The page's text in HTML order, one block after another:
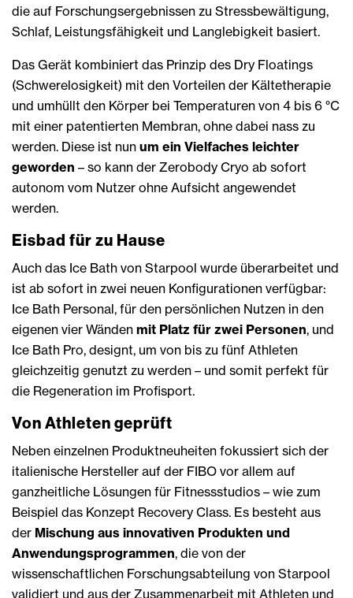
die auf Forschungsergebnissen zu Stressbewältigung,
Schlaf, Leistungsfähigkeit und Langlebigkeit basiert.
Das Gerät kombiniert das Prinzip des Dry Floatings
(Schwerelosigkeit) mit den Vorteilen der Kältetherapie
und umhüllt den Körper bei Temperaturen von 4 bis 6 °C
mit einer patentierten Membran, ohne dabei nass zu
werden. Diese ist nun um ein Vielfaches leichter
geworden – so kann der Zerobody Cryo ab sofort
autonom vom Nutzer ohne Aufsicht angewendet
werden.
Eisbad für zu Hause
Auch das Ice Bath von Starpool wurde überarbeitet und
ist ab sofort in zwei neuen Konfigurationen verfügbar:
Ice Bath Personal, für den persönlichen Nutzen in den
eigenen vier Wänden mit Platz für zwei Personen, und
Ice Bath Pro, designt, um von bis zu fünf Athleten
gleichzeitig genutzt zu werden – und somit perfekt für
die Regeneration im Profisport.
Von Athleten geprüft
Neben einzelnen Produktneuheiten fokussiert sich der
italienische Hersteller auf der FIBO vor allem auf
ganzheitliche Lösungen für Fitnessstudios – wie zum
Beispiel das Konzept Recovery Class. Es besteht aus
der Mischung aus innovativen Produkten und
Anwendungsprogrammen, die von der
wissenschaftlichen Forschungsabteilung von Starpool
validiert und aus der Zusammenarbeit mit Athleten und